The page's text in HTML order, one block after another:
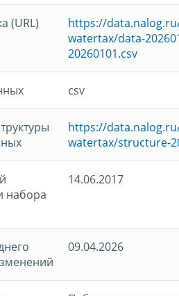
(URL)
https://
watertax/data-
20260101.csv
csv
https://
watertax/structure-
набора
14.06.2017
09.04.2026